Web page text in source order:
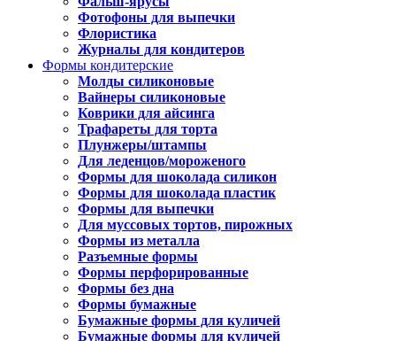
Фотофоны для выпечки
Флористика
Журналы для кондитеров
Формы кондитерские
Молды силиконовые
Вайнеры силиконовые
Коврики для айсинга
Трафареты для торта
Плунжеры/штампы
Для леденцов/мороженого
Формы для шоколада силикон
Формы для шоколада пластик
Формы для выпечки
Для муссовых тортов, пирожных
Формы из металла
Разъемные формы
Формы перфорированные
Формы без дна
Формы бумажные
Бумажные формы для куличей
Бумажные формы для куличей